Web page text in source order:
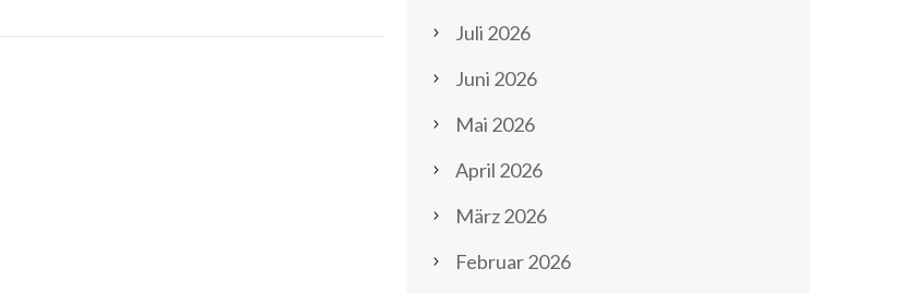
Juli 2026
Juni 2026
Mai 2026
April 2026
März 2026
Februar 2026